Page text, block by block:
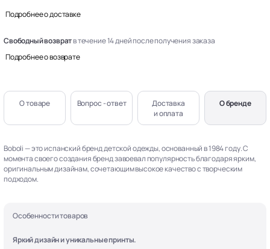
Подробнее о доставке
Свободный возвратв течение 14 дней после получения заказа
Подробнее о возврате
О товаре Вопрос - ответ
Доставка
и оплата
О бренде
Boboli — это испанский бренд детской одежды, основанный в 1984 году. С
момента своего создания бренд завоевал популярность благодаря ярким,
оригинальным дизайнам, сочетающим высокое качество с творческим
подходом.
Особенности товаров
Яркий дизайн и уникальные принты.